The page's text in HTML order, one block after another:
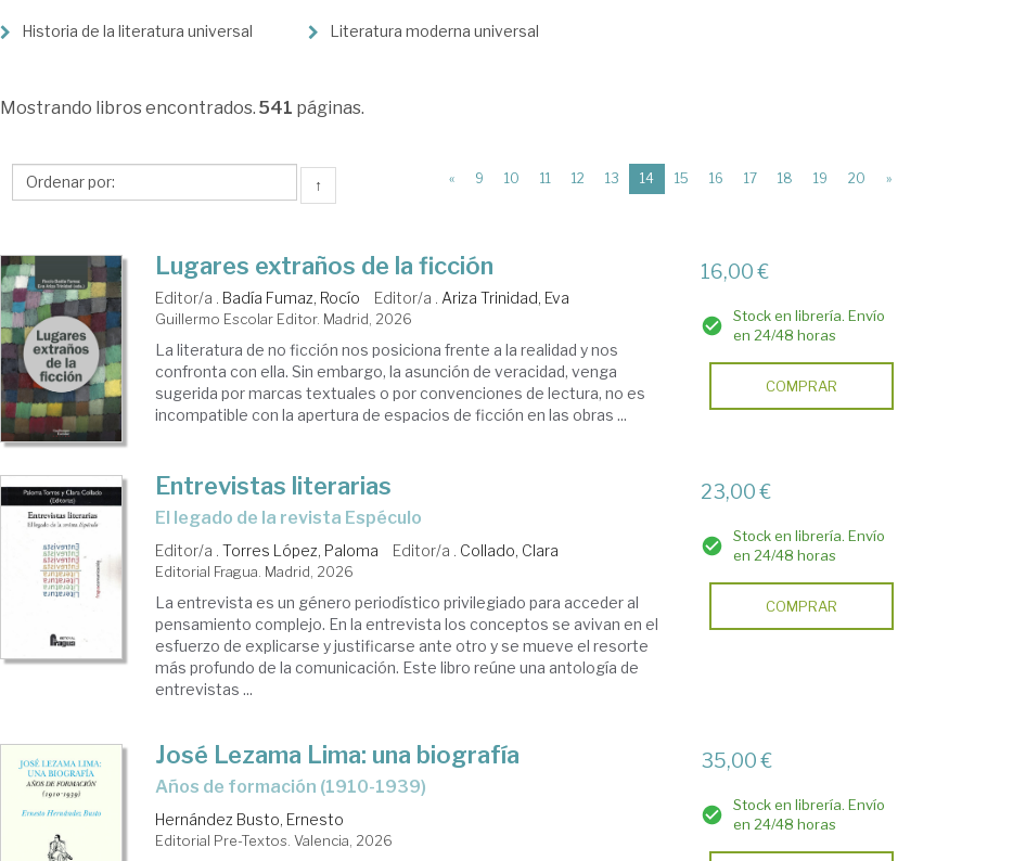
Historia de la literatura universal Literatura moderna universal
Mostrando libros encontrados. 541 páginas.
↑ « 9 10 11 12 13 14(current)
15 16 17 18 19 20 »
Lugares extraños de la ficción
Editor/a . Badía Fumaz, Rocío Editor/a . Ariza Trinidad, Eva
Guillermo Escolar Editor. Madrid, 2026
La literatura de no ficción nos posiciona frente a la realidad y nos
confronta con ella. Sin embargo, la asunción de veracidad, venga
sugerida por marcas textuales o por convenciones de lectura, no es
incompatible con la apertura de espacios de ficción en las obras ...
16,00 €
Stock en librería. Envío
en 24/48 horas
COMPRAR
Entrevistas literarias
El legado de la revista Espéculo
Editor/a .Torres López, Paloma Editor/a . Collado, Clara
Editorial Fragua. Madrid, 2026
La entrevista es un género periodístico privilegiado para acceder al
pensamiento complejo. En la entrevista los conceptos se avivan en el
esfuerzo de explicarse y justificarse ante otro y se mueve el resorte
más profundo de la comunicación. Este libro reúne una antología de
entrevistas ...
23,00 €
Stock en librería. Envío
en 24/48 horas
COMPRAR
José Lezama Lima: una biografía
Años de formación (1910-1939)
Hernández Busto, Ernesto
Editorial Pre-Textos. Valencia, 2026
35,00 €
Stock en librería. Envío
en 24/48 horas